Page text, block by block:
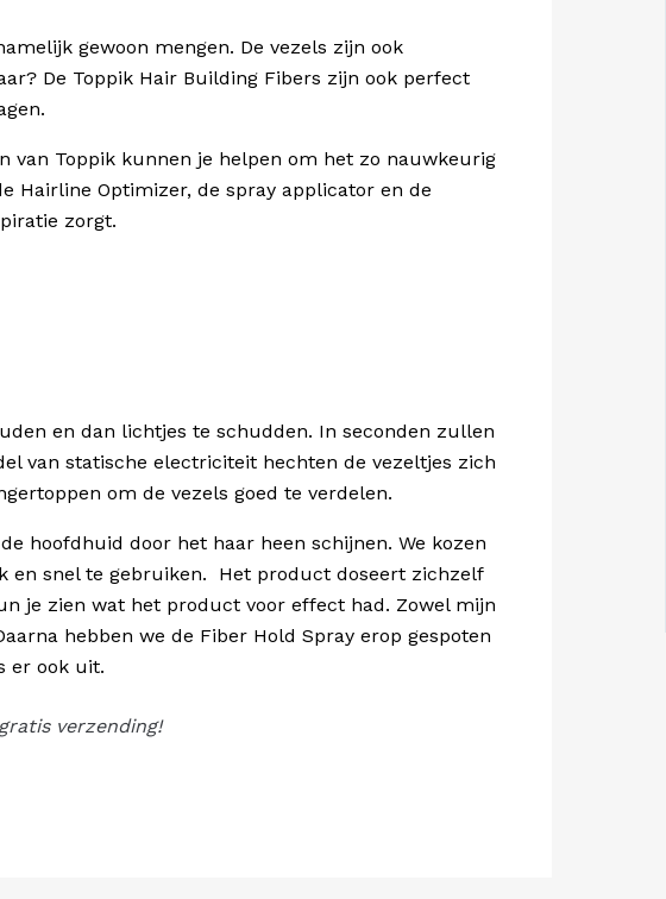
gewoon mengen. De vezels zijn ook
De Toppik Hair Building Fibers zijn ook perfect
van Toppik kunnen je helpen om het zo nauwkeurig
Hairline Optimizer, de spray applicator en de
zorgt.
en dan lichtjes te schudden. In seconden zullen
van statische electriciteit hechten de vezeltjes zich
om de vezels goed te verdelen.
hoofdhuid door het haar heen schijnen. We kozen
en snel te gebruiken. Het product doseert zichzelf
je zien wat het product voor effect had. Zowel mijn
hebben we de Fiber Hold Spray erop gespoten
er ook uit.
verzending!